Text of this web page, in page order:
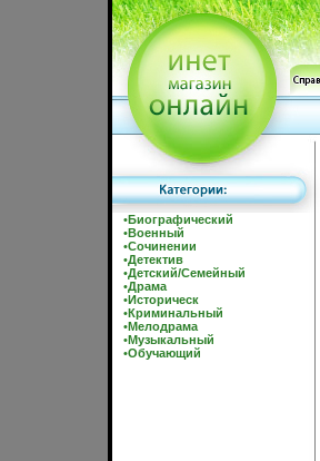
•Биографический
•Военный
•Сочинении
•Детектив
•Детский/Семейный
•Драма
•Историческ
•Криминальный
•Мелодрама
•Музыкальный
•Обучающий